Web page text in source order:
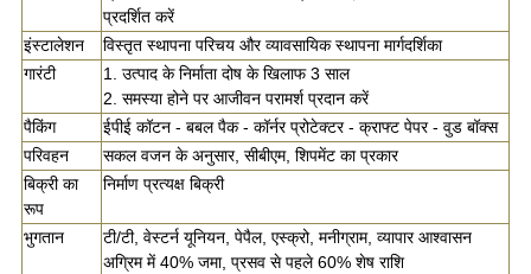
प्रदर्शित करें
इंस्टालेशन
विस्तृत स्थापना परिचय और व्यावसायिक स्थापना मार्गदर्शिका
गारंटी
1. उत्पाद के निर्माता दोष के खिलाफ 3 साल
2. समस्या होने पर आजीवन परामर्श प्रदान करें
पैकिंग
ईपीई कॉटन - बबल पैक - कॉर्नर प्रोटेक्टर - क्राफ्ट पेपर - वुड बॉक्स
परिवहन
सकल वजन के अनुसार, सीबीएम, शिपमेंट का प्रकार
बिक्री का
रूप
निर्माण प्रत्यक्ष बिक्री
भुगतान
टी/टी, वेस्टर्न यूनियन, पेपैल, एस्क्रो, मनीग्राम, व्यापार आश्वासन
अग्रिम में 40% जमा, प्रसव से पहले 60% शेष राशि